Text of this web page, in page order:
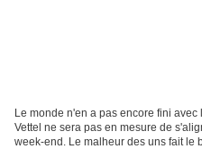
Le monde n'en a pas encore fini
Vettel ne sera pas en mesure de
week-end. Le malheur des uns fait le